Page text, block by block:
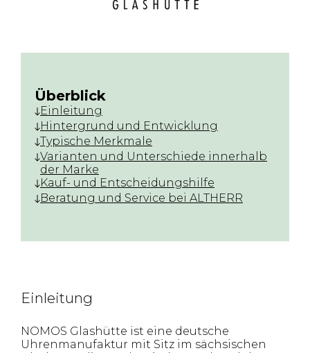
Überblick
Einleitung
Hintergrund und Entwicklung
Typische Merkmale
Varianten und Unterschiede innerhalb
der Marke
Kauf- und Entscheidungshilfe
Beratung und Service bei ALTHERR
Einleitung
NOMOS Glashütte ist eine deutsche
Uhrenmanufaktur mit Sitz im sächsischen